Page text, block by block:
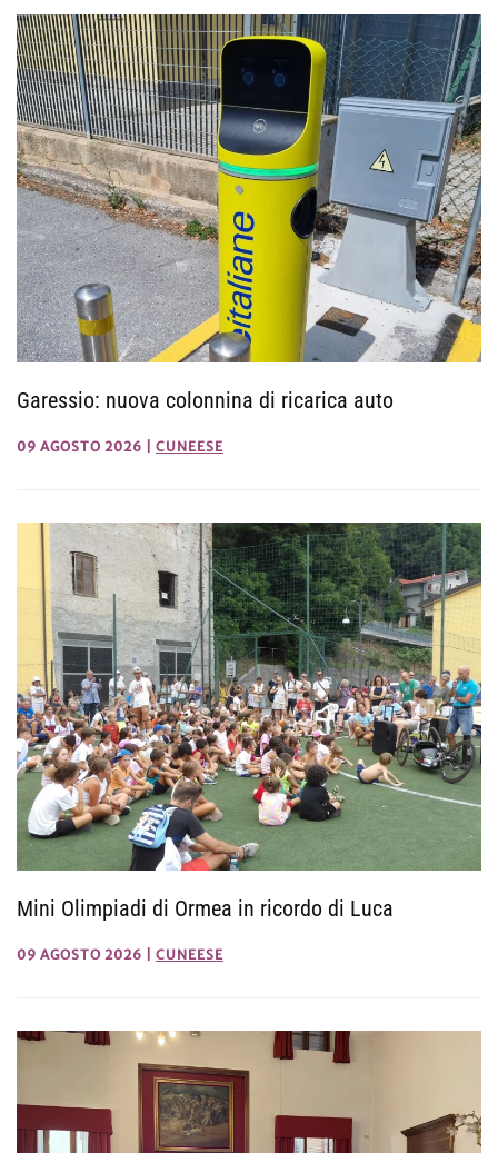
Garessio: nuova colonnina di ricarica auto
09 AGOSTO 2026 CUNEESE
Mini Olimpiadi di Ormea in ricordo di Luca
09 AGOSTO 2026 CUNEESE